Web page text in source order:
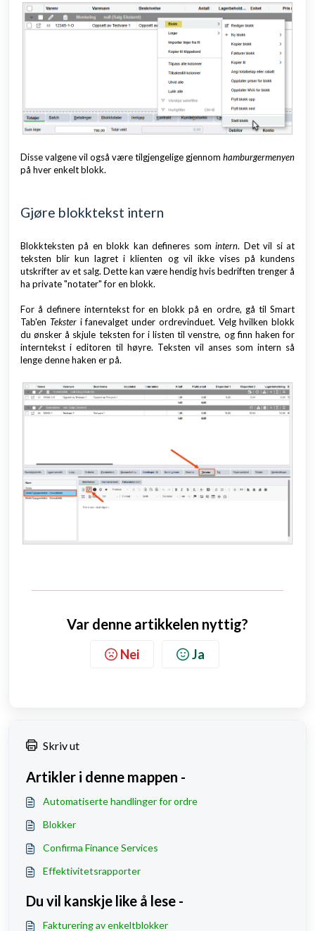
Disse valgene vil også være tilgjengelige gjennom hamburgermenyen
på hver enkelt blokk.
Gjøre blokktekst intern
Blokkteksten på en blokk kan defineres somintern. Det vil si at
teksten blir kun lagret i klienten og vil ikke vises på kundens
utskrifter av et salg. Dette kan være hendig hvis bedriften trenger å
ha private "notater" for en blokk.
For å definere interntekst for en blokk på en ordre, gå til Smart
Tab'en Teksteri fanevalget under ordrevinduet. Velg hvilken blokk
du ønsker å skjule teksten for i listen til venstre, og finn haken for
interntekst i editoren til høyre. Teksten vil anses som intern så
lenge denne haken er på.
Var denne artikkelen nyttig?
Nei Ja
Skriv ut
Artikler i denne mappen -
Automatiserte handlinger for ordre
Blokker
Confirma Finance Services
Effektivitetsrapporter
Du vil kanskje like å lese -
Fakturering av enkeltblokker